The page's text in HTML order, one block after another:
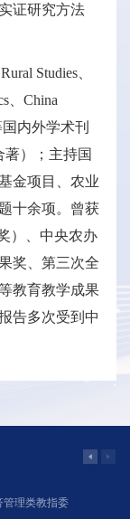
证研究方法
Studies、
、China
内外学术刊
）；主持国
金项目、农业
十余项。曾获
）、中央农办
奖、第三次全
教育教学成果
告多次受到中
管理类教指委